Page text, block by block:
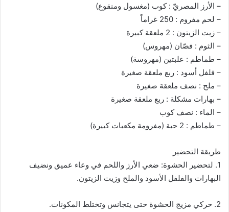
– الأرز المصريّ : كوب (مغسول ومنقوع)
– لحم مفروم : 250 غراماً
– زيت الزيتون : 2 ملعقة كبيرة
– الثوم : فصّان (مهروس)
– طماطم : علبتين (مهروسة)
– فلفل أسود : ربع ملعقة صغيرة
– ملح : نصف ملعقة صغيرة
– بهارات مشكلة : ربع ملعقة صغيرة
– الماء : نصف كوب
– طماطم : 2 حبة (مفرومة مكعبات كبيرة)
طريقة التحضير
1. لتحضير الحشوة: ضعي الأرز واللحم في وعاء عميق ونضيف
البهارات والفلفل الأسود والملح وزيت الزيتون.
2. حركي مزيج الحشوة حتى يتجانس وتختلط المكونات.